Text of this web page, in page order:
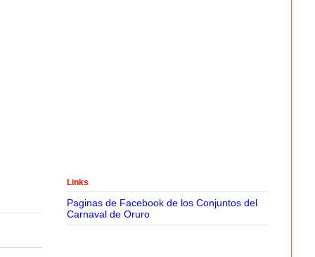
Links
Paginas de Facebook de los Conjuntos del
Carnaval de Oruro